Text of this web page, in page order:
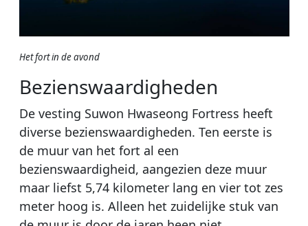
Het fort in de avond
Bezienswaardigheden
De vesting Suwon Hwaseong Fortress heeft
diverse bezienswaardigheden. Ten eerste is
de muur van het fort al een
bezienswaardigheid, aangezien deze muur
maar liefst 5,74 kilometer lang en vier tot zes
meter hoog is. Alleen het zuidelijke stuk van